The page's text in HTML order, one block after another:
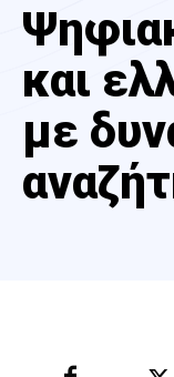
και
με